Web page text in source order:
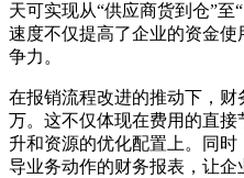
天可实现从“供应商货到仓”
速度不仅提高了企业的资金
争力。
在报销流程改进的推动下，财
万。这不仅体现在费用的直
升和资源的优化配置上。同
导业务动作的财务报表，让